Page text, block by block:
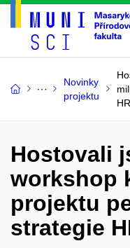
Novinky
projektu
Hostovali
workshop
projektu
strategie